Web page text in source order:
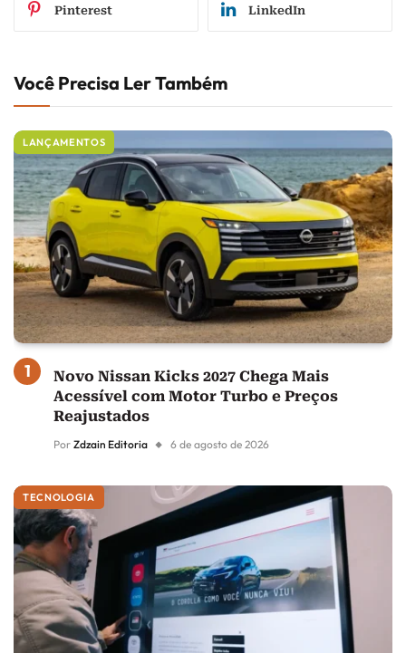
Pinterest LinkedIn
Você Precisa Ler Também
LANÇAMENTOS
Novo Nissan Kicks 2027 Chega Mais
Acessível com Motor Turbo e Preços
Reajustados
Por Zdzain Editoria 6 de agosto de 2026
TECNOLOGIA